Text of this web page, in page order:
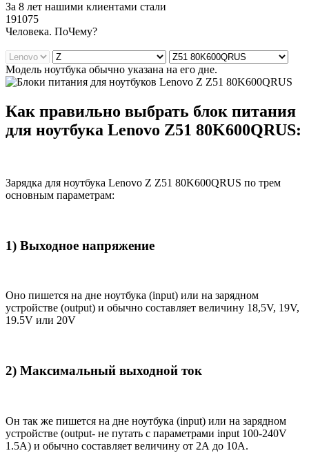
За 8 лет нашими клиентами стали
191075
Человека. ПоЧему?
Модель ноутбука обычно указана на его дне.
Как правильно выбрать блок питания
для ноутбука Lenovo Z51 80K600QRUS:
Зарядка для ноутбука Lenovo Z Z51 80K600QRUS по трем
основным параметрам:
1) Выходное напряжение
Оно пишется на дне ноутбука (input) или на зарядном
устройстве (output) и обычно составляет величину 18,5V, 19V,
19.5V или 20V
2) Максимальный выходной ток
Он так же пишется на дне ноутбука (input) или на зарядном
устройстве (output- не путать с параметрами input 100-240V
1.5A) и обычно составляет величину от 2А до 10A.